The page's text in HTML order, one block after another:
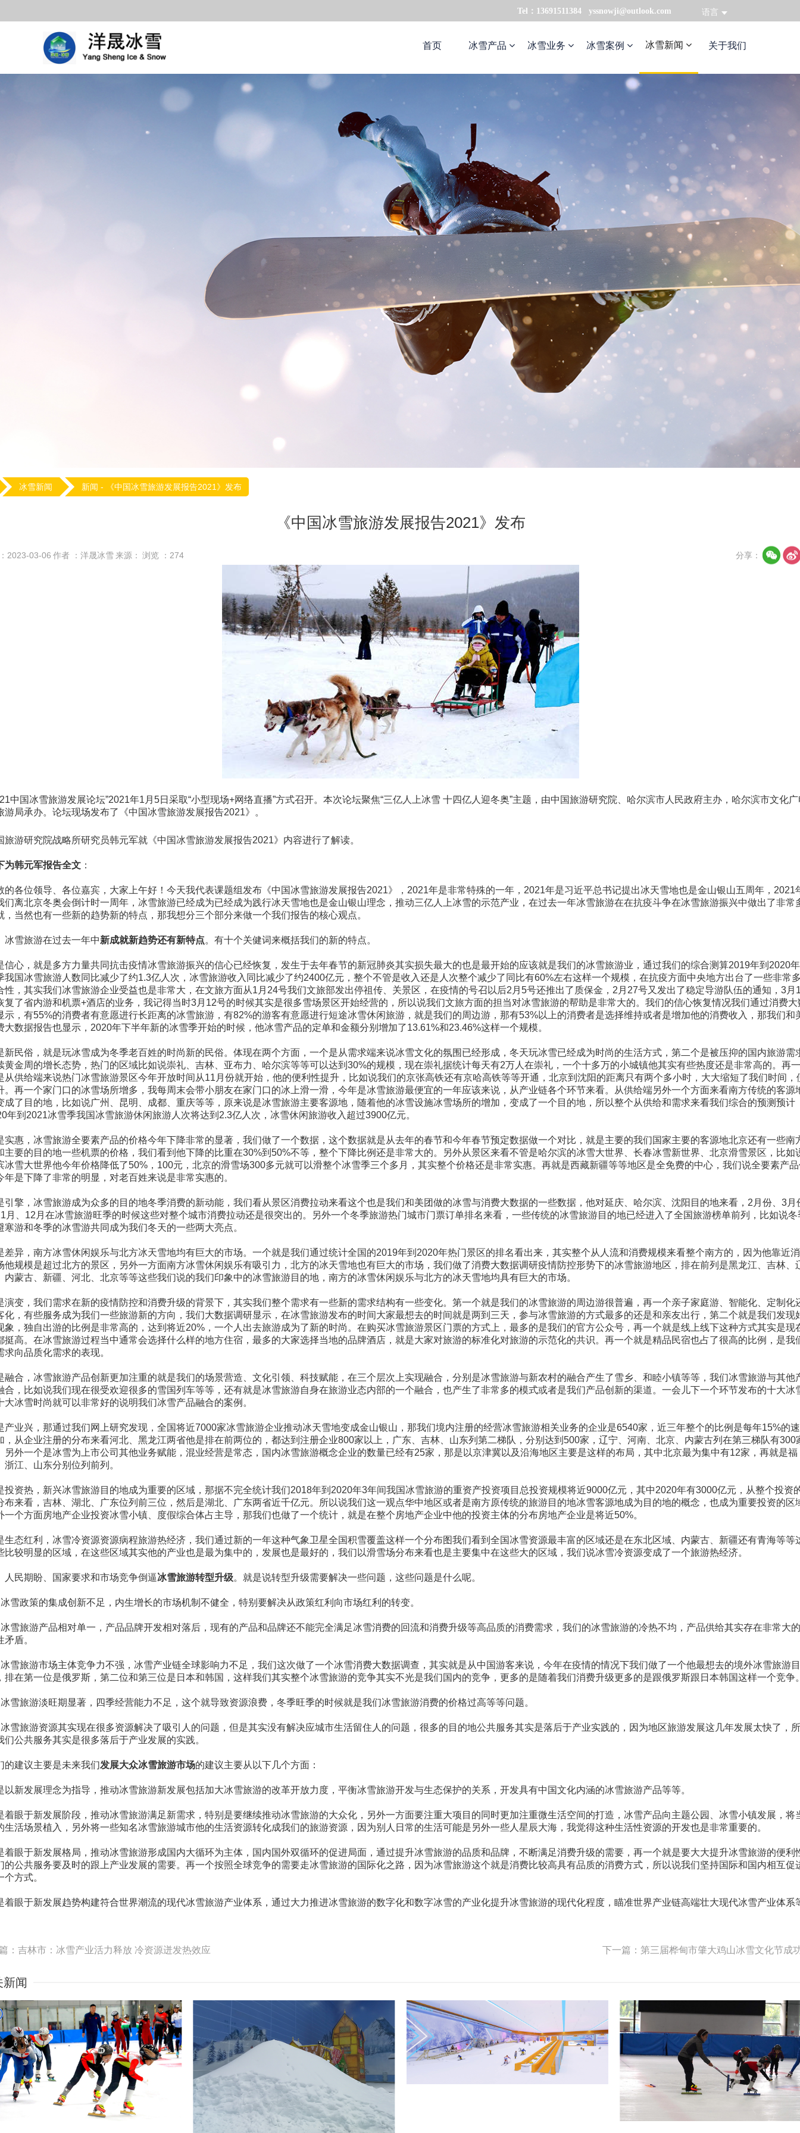
Tel：13691511384 yssnowji@outlook.com 语言
首页 冰雪产品 冰雪业务 冰雪案例 冰雪新闻 关于我们
冰雪新闻 新闻 - 《中国冰雪旅游发展报告2021》发布
《中国冰雪旅游发展报告2021》发布
2023-03-06 作者 ：洋晟冰雪 来源： 浏览 ： 274 分享：
中国冰雪旅游发展论坛”2021年1月5日采取“小型现场+网络直播”方式召开。本次论坛聚焦“三亿人上冰雪 十四亿人迎冬奥”主题，由中国旅游研究院、哈尔滨市人民政府主办，哈尔滨市文化
游局承办。论坛现场发布了《中国冰雪旅游发展报告2021》。
旅游研究院战略所研究员韩元军就《中国冰雪旅游发展报告2021》内容进行了解读。
为韩元军报告全文 ：
的各位领导、各位嘉宾，大家上午好！今天我代表课题组发布《中国冰雪旅游发展报告2021》，2021年是非常特殊的一年，2021年是习近平总书记提出冰天雪地也是金山银山五周年，2021
们离北京冬奥会倒计时一周年，冰雪旅游已经成为已经成为践行冰天雪地也是金山银山理念，推动三亿人上冰雪的示范产业，在过去一年冰雪旅游在在抗疫斗争在冰雪旅游振兴中做出了非常
，当然也有一些新的趋势新的特点，那我想分三个部分来做一个我们报告的核心观点。
冰雪旅游在过去一年中新成就新趋势还有新特点。有十个关健词来概括我们的新的特点。
信心，就是多方力量共同抗击疫情冰雪旅游振兴的信心已经恢复，发生于去年春节的新冠肺炎其实损失最大的也是最开始的应该就是我们的冰雪旅游业，通过我们的综合测算2019年到2020
我国冰雪旅游人数同比减少了约1.3亿人次，冰雪旅游收入同比减少了约2400亿元，整个不管是收入还是人次整个减少了同比有60%左右这样一个规模，在抗疫方面中央地方出台了一些非常
性，其实我们冰雪旅游企业受益也是非常大，在文旅方面从1月24号我们文旅部发出停祖传、关景区，在疫情的号召以后2月5号还推出了质保金，2月27号又发出了稳定导游队伍的通知，3月
复了省内游和机票+酒店的业务，我记得当时3月12号的时候其实是很多雪场景区开始经营的，所以说我们文旅方面的担当对冰雪旅游的帮助是非常大的。我们的信心恢复情况我们通过消费大
示，有55%的消费者有意愿进行长距离的冰雪旅游，有82%的游客有意愿进行短途冰雪休闲旅游，就是我们的周边游，那有53%以上的消费者是选择维持或者是增加他的消费收入，那我们和
大数据报告也显示，2020年下半年新的冰雪季开始的时候，他冰雪产品的定单和金额分别增加了13.61%和23.46%这样一个规模。
新民俗，就是玩冰雪成为冬季老百姓的时尚新的民俗。体现在两个方面，一个是从需求端来说冰雪文化的氛围已经形成，冬天玩冰雪已经成为时尚的生活方式，第二个是被压抑的国内旅游需
黄金周的增长态势，热门的区域比如说崇礼、吉林、亚布力、哈尔滨等等可以达到30%的规模，现在崇礼据统计每天有2万人在崇礼，一个十多万的小城镇他其实有些热度还是非常高的。再
从供给端来说热门冰雪旅游景区今年开放时间从11月份就开始，他的便利性提升，比如说我们的京张高铁还有京哈高铁等等开通，北京到沈阳的距离只有两个多小时，大大缩短了我们时间，
。再一个家门口的冰雪场所增多，我每周末会带小朋友在家门口的冰上滑一滑，今年是冰雪旅游最便宜的一年应该来说，从产业链各个环节来看。从供给端另外一个方面来看南方传统的客源
成了目的地，比如说广州、昆明、成都、重庆等等，原来说是冰雪旅游主要客源地，随着他的冰雪设施冰雪场所的增加，变成了一个目的地，所以整个从供给和需求来看我们综合的预测预计
年到2021冰雪季我国冰雪旅游休闲旅游人次将达到2.3亿人次，冰雪休闲旅游收入超过3900亿元。
实惠，冰雪旅游全要素产品的价格今年下降非常的显著，我们做了一个数据，这个数据就是从去年的春节和今年春节预定数据做一个对比，就是主要的我们国家主要的客源地北京还有一些南
主要的目的地一些机票的价格，我们看到他下降的比重在30%到50%不等，整个下降比例还是非常大的。另外从景区来看不管是哈尔滨的冰雪大世界、长春冰雪新世界、北京滑雪景区，比如
冰雪大世界他今年价格降低了50%，100元，北京的滑雪场300多元就可以滑整个冰雪季三个多月，其实整个价格还是非常实惠。再就是西藏新疆等等地区是全免费的中心，我们说全要素产
年是下降了非常的明显，对老百姓来说是非常实惠的。
引擎，冰雪旅游成为众多的目的地冬季消费的新动能，我们看从景区消费拉动来看这个也是我们和美团做的冰雪与消费大数据的一些数据，他对延庆、哈尔滨、沈阳目的地来看，2月份、3月
月、12月在冰雪旅游旺季的时候这些对整个城市消费拉动还是很突出的。另外一个冬季旅游热门城市门票订单排名来看，一些传统的冰雪旅游目的地已经进入了全国旅游榜单前列，比如说冬
寒游和冬季的冰雪游共同成为我们冬天的一些两大亮点。
差异，南方冰雪休闲娱乐与北方冰天雪地均有巨大的市场。一个就是我们通过统计全国的2019年到2020年热门景区的排名看出来，其实整个从人流和消费规模来看整个南方的，因为他靠近
他规模是超过北方的景区，另外一方面南方冰雪休闲娱乐有吸引力，北方的冰天雪地也有巨大的市场，我们做了消费大数据调研疫情防控形势下的冰雪旅游地区，排在前列是黑龙江、吉林、
内蒙古、新疆、河北、北京等等这些我们说的我们印象中的冰雪旅游目的地，南方的冰雪休闲娱乐与北方的冰天雪地均具有巨大的市场。
演变，我们需求在新的疫情防控和消费升级的背景下，其实我们整个需求有一些新的需求结构有一些变化。第一个就是我们的冰雪旅游的周边游很普遍，再一个亲子家庭游、智能化、定制化
化，有些服务成为我们一些旅游新的方向，我们大数据调研显示，在冰雪旅游发布的时间大家最想去的时间就是两到三天，参与冰雪旅游的方式最多的还是和亲友出行，第二个就是我们发现
象，独自出游的比例是非常高的，达到将近20%，一个人出去旅游成为了新的时尚。在购买冰雪旅游景区门票的方式上，最多的是我们的官方公众号，再一个就是线上线下这种方式其实是现
挺高。在冰雪旅游过程当中通常会选择什么样的地方住宿，最多的大家选择当地的品牌酒店，就是大家对旅游的标准化对旅游的示范化的共识。再一个就是精品民宿也占了很高的比例，是我
求向品质化需求的表现。
融合，冰雪旅游产品创新更加注重的就是我们的场景营造、文化引领、科技赋能，在三个层次上实现融合，分别是冰雪旅游与新农村的融合产生了雪乡、和睦小镇等等，我们冰雪旅游与其他
合，比如说我们现在很受欢迎很多的雪国列车等等，还有就是冰雪旅游自身在旅游业态内部的一个融合，也产生了非常多的模式或者是我们产品创新的渠道。一会儿下一个环节发布的十大冰
大冰雪时尚就可以非常好的说明我们冰雪产品融合的案例。
产业兴，那通过我们网上研究发现，全国将近7000家冰雪旅游企业推动冰天雪地变成金山银山，那我们境内注册的经营冰雪旅游相关业务的企业是6540家，近三年整个的比例是每年15%的
，从企业注册的分布来看河北、黑龙江两省他是排在前两位的，都达到注册企业800家以上，广东、吉林、山东列第二梯队，分别达到500家，辽宁、河南、北京、内蒙古列在第三梯队有300
另外一个是冰雪为上市公司其他业务赋能，混业经营是常态，国内冰雪旅游概念企业的数量已经有25家，那是以京津冀以及沿海地区主要是这样的布局，其中北京最为集中有12家，再就是福
浙江、山东分别位列前列。
投资热，新兴冰雪旅游目的地成为重要的区域，那据不完全统计我们2018年到2020年3年间我国冰雪旅游的重资产投资项目总投资规模将近9000亿元，其中2020年有3000亿元，从整个投资
布来看，吉林、湖北、广东位列前三位，然后是湖北、广东两省近千亿元。所以说我们这一观点华中地区或者是南方原传统的旅游目的地冰雪客源地成为目的地的概念，也成为重要投资的区
一个方面房地产企业投资冰雪小镇、度假综合体占主导，那我们也做了一个统计，就是在整个房地产企业中他的投资主体的分布房地产企业是将近50%。
生态红利，冰雪冷资源资源病程旅游热经济，我们通过新的一年这种气象卫星全国积雪覆盖这样一个分布图我们看到全国冰雪资源最丰富的区域还是在东北区域、内蒙古、新疆还有青海等等
比较明显的区域，在这些区域其实他的产业也是最为集中的，发展也是最好的，我们以滑雪场分布来看也是主要集中在这些大的区域，我们说冰雪冷资源变成了一个旅游热经济。
人民期盼、国家要求和市场竞争倒逼冰雪旅游转型升级。就是说转型升级需要解决一些问题，这些问题是什么呢。
雪政策的集成创新不足，内生增长的市场机制不健全，特别要解决从政策红利向市场红利的转变。
雪旅游产品相对单一，产品品牌开发相对落后，现有的产品和品牌还不能完全满足冰雪消费的回流和消费升级等高品质的消费需求，我们的冰雪旅游的冷热不均，产品供给其实存在非常大
矛盾。
雪旅游市场主体竞争力不强，冰雪产业链全球影响力不足，我们这次做了一个冰雪消费大数据调查，其实就是从中国游客来说，今年在疫情的情况下我们做了一个他最想去的境外冰雪旅游
排在第一位是俄罗斯，第二位和第三位是日本和韩国，这样我们其实整个冰雪旅游的竞争其实不光是我们国内的竞争，更多的是随着我们消费升级更多的是跟俄罗斯跟日本韩国这样一个竞争
雪旅游淡旺期显著，四季经营能力不足，这个就导致资源浪费，冬季旺季的时候就是我们冰雪旅游消费的价格过高等等问题。
雪旅游资源其实现在很多资源解决了吸引人的问题，但是其实没有解决应城市生活留住人的问题，很多的目的地公共服务其实是落后于产业实践的，因为地区旅游发展这几年发展太快了，
们公共服务其实是很多落后于产业发展的实践。
的建议主要是未来我们发展大众冰雪旅游市场的建议主要从以下几个方面：
以新发展理念为指导，推动冰雪旅游新发展包括加大冰雪旅游的改革开放力度，平衡冰雪旅游开发与生态保护的关系，开发具有中国文化内涵的冰雪旅游产品等等。
着眼于新发展阶段，推动冰雪旅游满足新需求，特别是要继续推动冰雪旅游的大众化，另外一方面要注重大项目的同时更加注重微生活空间的打造，冰雪产品向主题公园、冰雪小镇发展，将
生活场景植入，另外将一些知名冰雪旅游城市他的生活资源转化成我们的旅游资源，因为别人日常的生活可能是另外一些人星辰大海，我觉得这种生活性资源的开发也是非常重要的。
着眼于新发展格局，推动冰雪旅游形成国内大循环为主体，国内国外双循环的促进局面，通过提升冰雪旅游的品质和品牌，不断满足消费升级的需要，再一个就是要大大提升冰雪旅游的便利
的公共服务要及时的跟上产业发展的需要。再一个按照全球竞争的需要走冰雪旅游的国际化之路，因为冰雪旅游这个就是消费比较高具有品质的消费方式，所以说我们坚持国际和国内相互促
个方式。
着眼于新发展趋势构建符合世界潮流的现代冰雪旅游产业体系，通过大力推进冰雪旅游的数字化和数字冰雪的产业化提升冰雪旅游的现代化程度，瞄准世界产业链高端壮大现代冰雪产业体系
：吉林市：冰雪产业活力释放 冷资源迸发热效应 下一篇：第三届桦甸市肇大鸡山冰雪文化节成
新闻